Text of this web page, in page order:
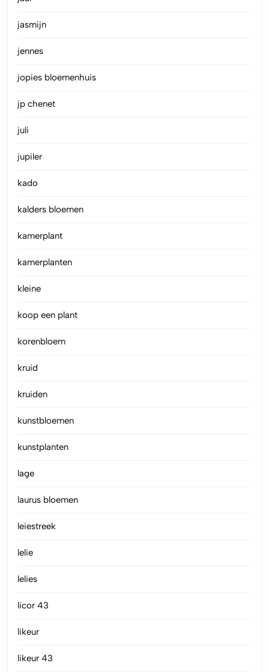
jasmijn
jennes
jopies bloemenhuis
jp chenet
juli
jupiler
kado
kalders bloemen
kamerplant
kamerplanten
kleine
koop een plant
korenbloem
kruid
kruiden
kunstbloemen
kunstplanten
lage
laurus bloemen
leiestreek
lelie
lelies
licor 43
likeur
likeur 43